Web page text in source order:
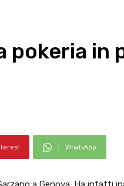
pokeria in
WhatsApp